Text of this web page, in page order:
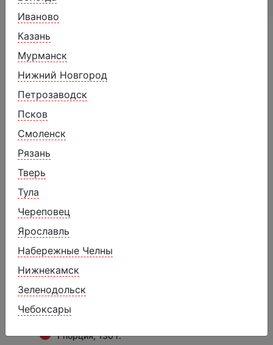
Иваново
Казань
Мурманск
Нижний Новгород
Петрозаводск
Псков
Смоленск
Рязань
Тверь
Тула
Череповец
Ярославль
Набережные Челны
Нижнекамск
Зеленодольск
Чебоксары
Фрамбини Десерт Малина без
сахара в белом шоколаде и молоч.
шоколаде
649 ₽
1 порция, 130 г.